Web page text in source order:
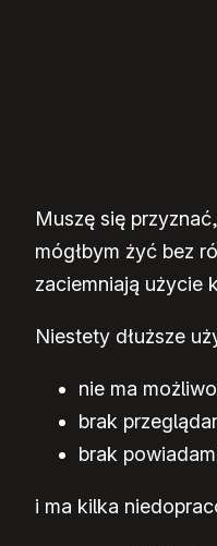
Muszę się
mógłbym żyć bez
zaciemniają użycie
Niestety dłuższe
nie ma
brak
brak
i ma kilka